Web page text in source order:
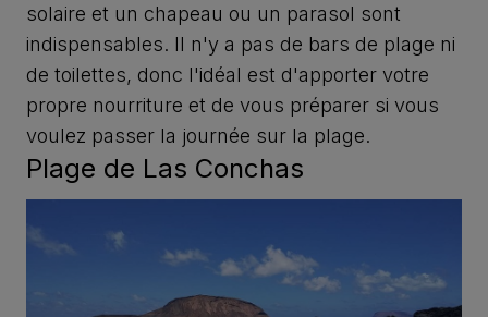
solaire et un chapeau ou un parasol sont
indispensables. Il n'y a pas de bars de plage ni
de toilettes, donc l'idéal est d'apporter votre
propre nourriture et de vous préparer si vous
voulez passer la journée sur la plage.
Plage de Las Conchas